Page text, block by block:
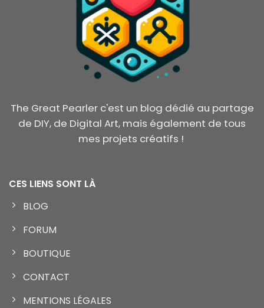
The Great Pearler c'est un blog dédié au partage
de DIY, de Digital Art, mais également de tous
mes projets créatifs !
CES LIENS SONT LÀ
BLOG
FORUM
BOUTIQUE
CONTACT
MENTIONS LÉGALES